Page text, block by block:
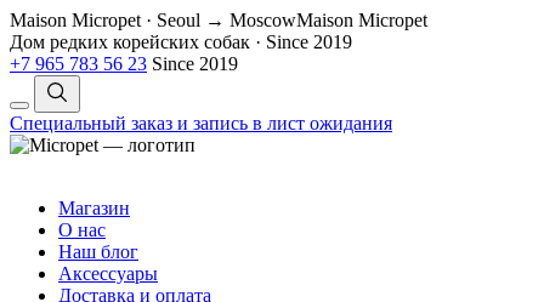
Maison Micropet · Seoul → MoscowMaison Micropet
Дом редких корейских собак · Since 2019
+7 965 783 56 23 Since 2019
Специальный заказ и запись в лист ожидания
Магазин
О нас
Наш блог
Аксессуары
Доставка и оплата